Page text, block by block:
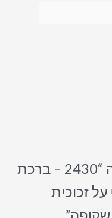
היה הראשון לכתוב סקירה “2430 – ברכת
זכוכית